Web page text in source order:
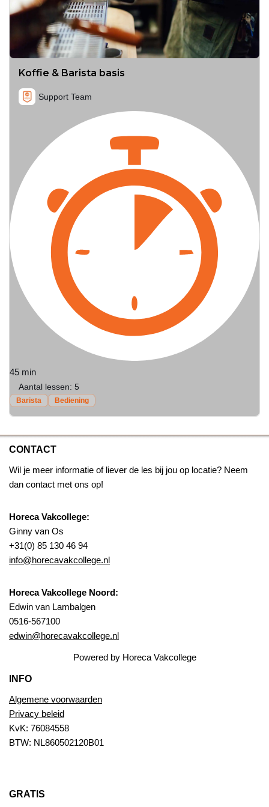
Koffie & Barista basis
Support Team
45 min
Aantal lessen: 5
Barista Bediening
CONTACT
Wil je meer informatie of liever de les bij jou op locatie? Neem
dan contact met ons op!
Horeca Vakcollege:
Ginny van Os
+31(0) 85 130 46 94
info@horecavakcollege.nl
Horeca Vakcollege Noord:
Edwin van Lambalgen
0516-567100
edwin@horecavakcollege.nl
Powered by Horeca Vakcollege
INFO
Algemene voorwaarden
Privacy beleid
KvK: 76084558
BTW: NL860502120B01
GRATIS